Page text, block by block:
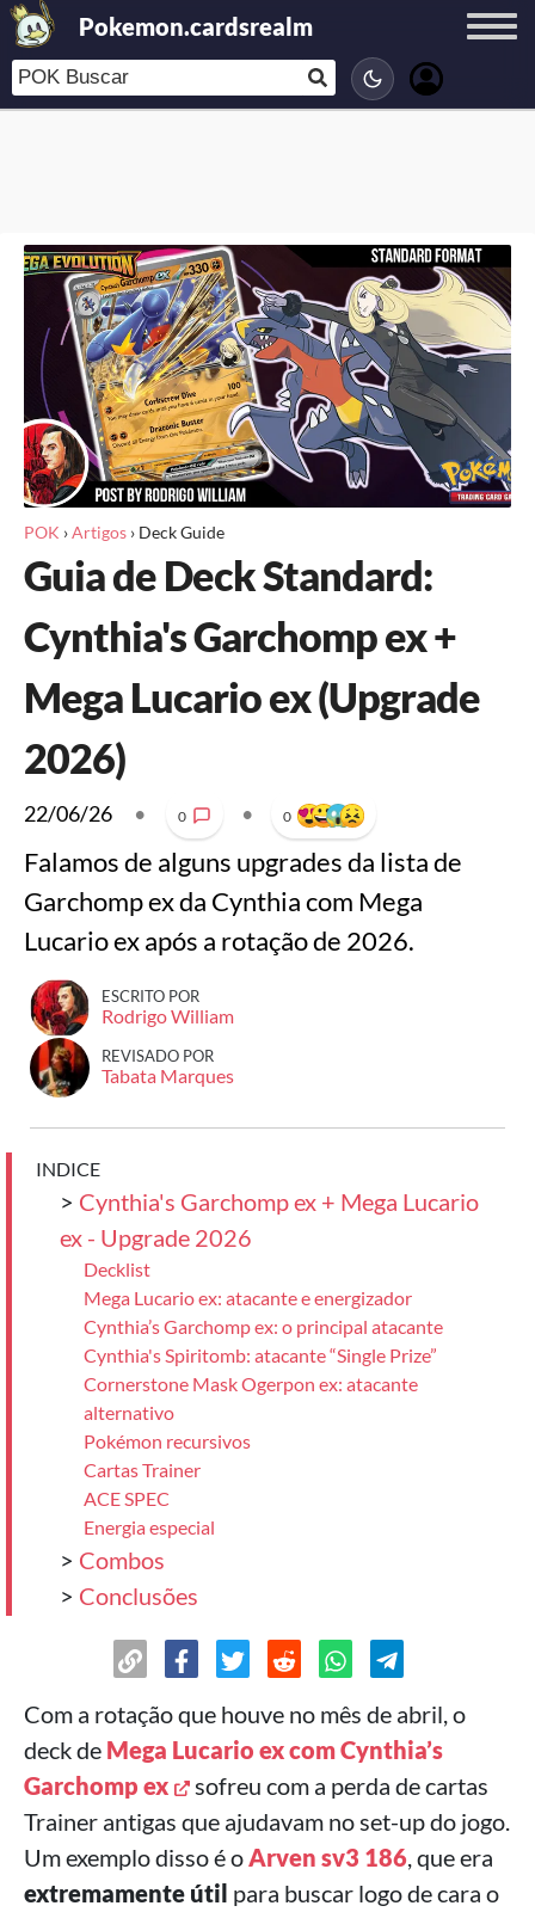
Pokemon.cardsrealm
POK ›Artigos › Deck Guide
Guia de Deck Standard:
Cynthia's Garchomp ex +
Mega Lucario ex (Upgrade
2026)
22/06/26 • 0 • 0
Falamos de alguns upgrades da lista de
Garchomp ex da Cynthia com Mega
Lucario ex após a rotação de 2026.
ESCRITO POR
Rodrigo William
REVISADO POR
Tabata Marques
INDICE
> Cynthia's Garchomp ex + Mega Lucario
ex - Upgrade 2026
Decklist
Mega Lucario ex: atacante e energizador
Cynthia’s Garchomp ex: o principal atacante
Cynthia's Spiritomb: atacante “Single Prize”
Cornerstone Mask Ogerpon ex: atacante
alternativo
Pokémon recursivos
Cartas Trainer
ACE SPEC
Energia especial
> Combos
> Conclusões
Com a rotação que houve no mês de abril, o
deck de Mega Lucario excomCynthia’s
Garchomp ex
sofreu com a perda de cartas
Trainer antigas que ajudavam no set-up do jogo.
Um exemplo disso é oArven sv3 186, que era
extremamente útil para buscar logo de cara o